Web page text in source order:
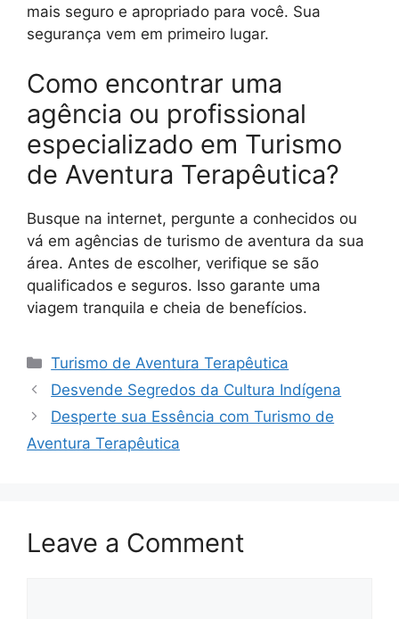
mais seguro e apropriado para você. Sua
segurança vem em primeiro lugar.
Como encontrar uma
agência ou profissional
especializado em Turismo
de Aventura Terapêutica?
Busque na internet, pergunte a conhecidos ou
vá em agências de turismo de aventura da sua
área. Antes de escolher, verifique se são
qualificados e seguros. Isso garante uma
viagem tranquila e cheia de benefícios.
Categories
Turismo de Aventura Terapêutica
Desvende Segredos da Cultura Indígena
Desperte sua Essência com Turismo de
Aventura Terapêutica
Leave a Comment